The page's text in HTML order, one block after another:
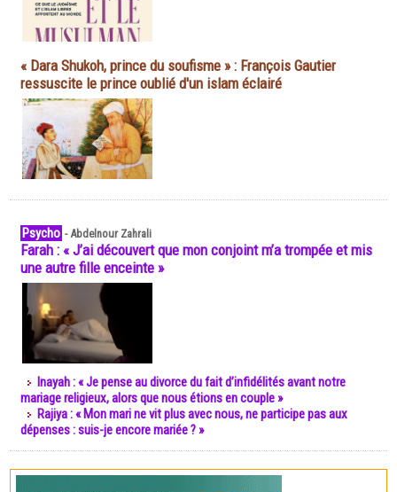
« Dara Shukoh, prince du soufisme » : François Gautier
ressuscite le prince oublié d'un islam éclairé
Psycho -Abdelnour Zahrali
Farah : « J’ai découvert que mon conjoint m’a trompée et mis
une autre fille enceinte »
Inayah : « Je pense au divorce du fait d’infidélités avant notre
mariage religieux, alors que nous étions en couple »
Rajiya : « Mon mari ne vit plus avec nous, ne participe pas aux
dépenses : suis-je encore mariée ? »